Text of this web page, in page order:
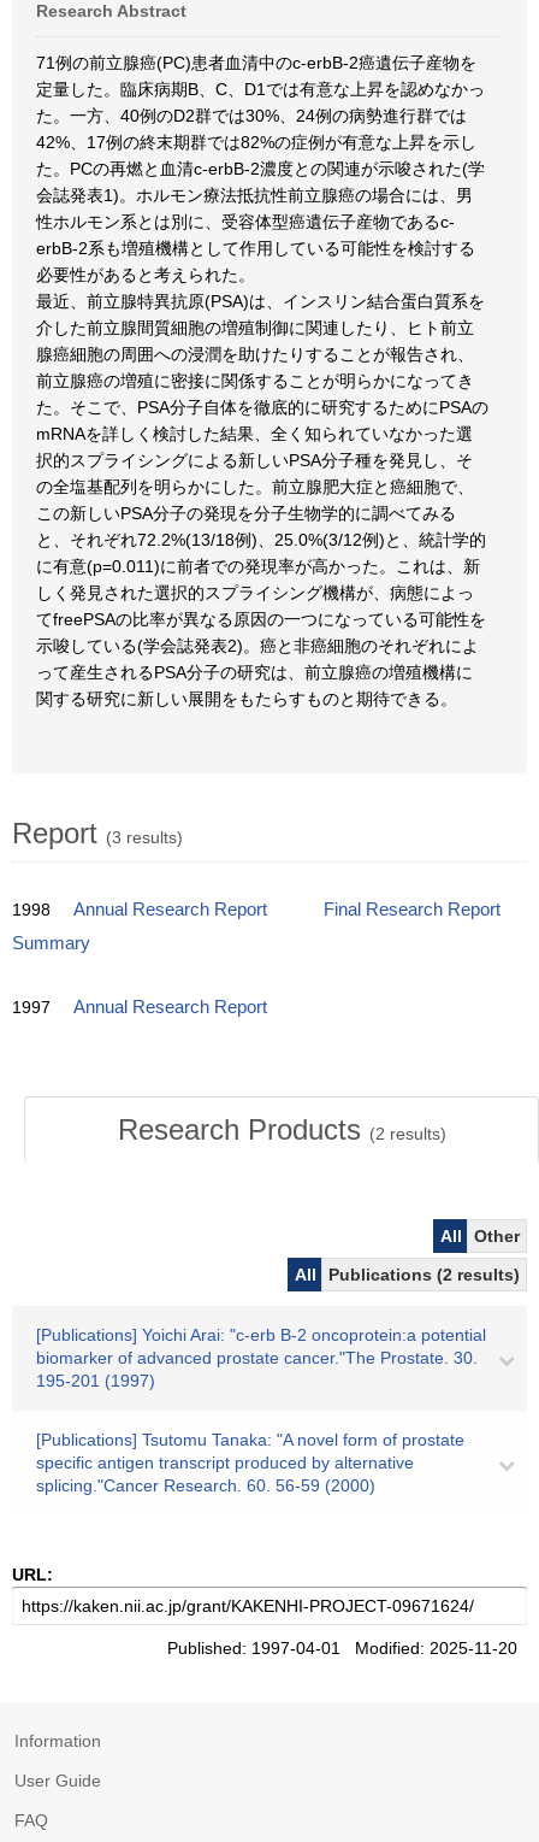
Research Abstract
71例の前立腺癌(PC)患者血清中のc-erbB-2癌遺伝子産物を
定量した。臨床病期B、C、D1では有意な上昇を認めなかっ
た。一方、40例のD2群では30%、24例の病勢進行群では
42%、17例の終末期群では82%の症例が有意な上昇を示し
た。PCの再燃と血清c-erbB-2濃度との関連が示唆された(学
会誌発表1)。ホルモン療法抵抗性前立腺癌の場合には、男
性ホルモン系とは別に、受容体型癌遺伝子産物であるc-
erbB-2系も増殖機構として作用している可能性を検討する
必要性があると考えられた。
最近、前立腺特異抗原(PSA)は、インスリン結合蛋白質系を
介した前立腺間質細胞の増殖制御に関連したり、ヒト前立
腺癌細胞の周囲への浸潤を助けたりすることが報告され、
前立腺癌の増殖に密接に関係することが明らかになってき
た。そこで、PSA分子自体を徹底的に研究するためにPSAの
mRNAを詳しく検討した結果、全く知られていなかった選
択的スプライシングによる新しいPSA分子種を発見し、そ
の全塩基配列を明らかにした。前立腺肥大症と癌細胞で、
この新しいPSA分子の発現を分子生物学的に調べてみる
と、それぞれ72.2%(13/18例)、25.0%(3/12例)と、統計学的
に有意(p=0.011)に前者での発現率が高かった。これは、新
しく発見された選択的スプライシング機構が、病態によっ
てfreePSAの比率が異なる原因の一つになっている可能性を
示唆している(学会誌発表2)。癌と非癌細胞のそれぞれによ
って産生されるPSA分子の研究は、前立腺癌の増殖機構に
関する研究に新しい展開をもたらすものと期待できる。
Report (3 results)
1998 Annual Research Report
Final Research Report
Summary
1997 Annual Research Report
Research Products (2 results)
All
Other
All
Publications (2 results)
[Publications] Yoichi Arai: "c-erb B-2 oncoprotein:a potential
biomarker of advanced prostate cancer."The Prostate. 30.
195-201 (1997)
[Publications] Tsutomu Tanaka: "A novel form of prostate
specific antigen transcript produced by alternative
splicing."Cancer Research. 60. 56-59 (2000)
URL:
Published: 1997-04-01 Modified: 2025-11-20
Information
User Guide
FAQ